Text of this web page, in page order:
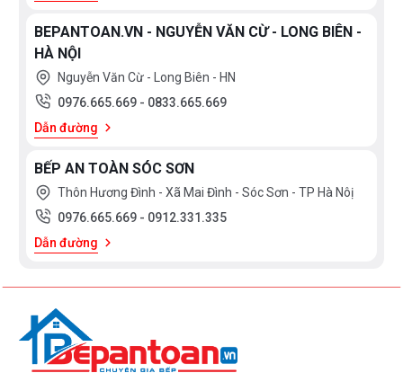
BEPANTOAN.VN - NGUYỄN VĂN CỪ - LONG BIÊN -
HÀ NỘI
Nguyễn Văn Cừ - Long Biên - HN
0976.665.669 - 0833.665.669
Dẫn đường
BẾP AN TOÀN SÓC SƠN
Thôn Hương Đình - Xã Mai Đình - Sóc Sơn - TP Hà Nôị
0976.665.669 - 0912.331.335
Dẫn đường